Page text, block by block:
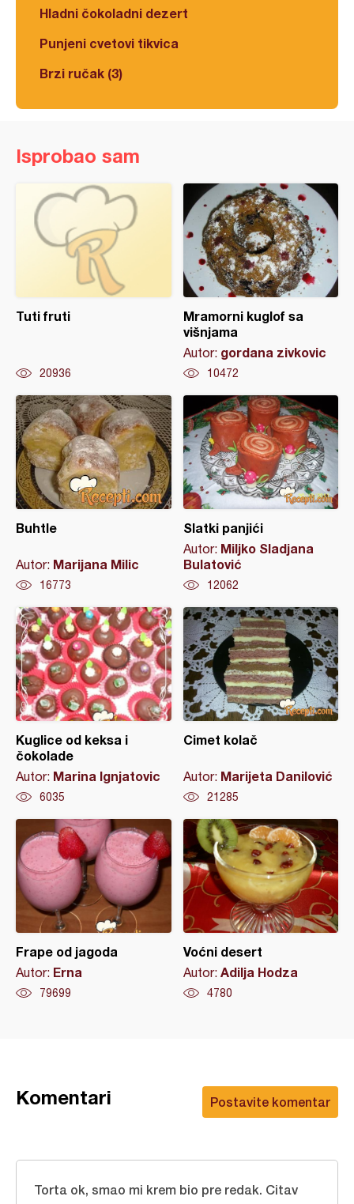
Hladni čokoladni dezert
Punjeni cvetovi tikvica
Brzi ručak (3)
Isprobao sam
Tuti fruti
20936
Mramorni kuglof sa
višnjama
Autor: gordana zivkovic
10472
Buhtle
Autor: Marijana Milic
16773
Slatki panjići
Autor: Miljko Sladjana
Bulatović
12062
Kuglice od keksa i
čokolade
Autor: Marina Ignjatovic
6035
Cimet kolač
Autor: Marijeta Danilović
21285
Frape od jagoda
Autor: Erna
79699
Voćni desert
Autor: Adilja Hodza
4780
Postavite komentar
Komentari
Torta ok, smao mi krem bio pre redak. Citav